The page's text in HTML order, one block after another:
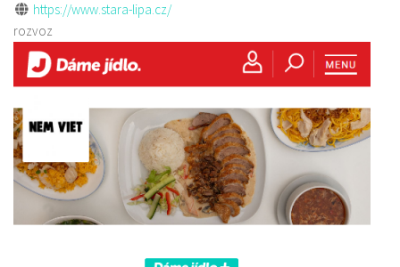
https://www.stara-lipa.cz/
rozvoz